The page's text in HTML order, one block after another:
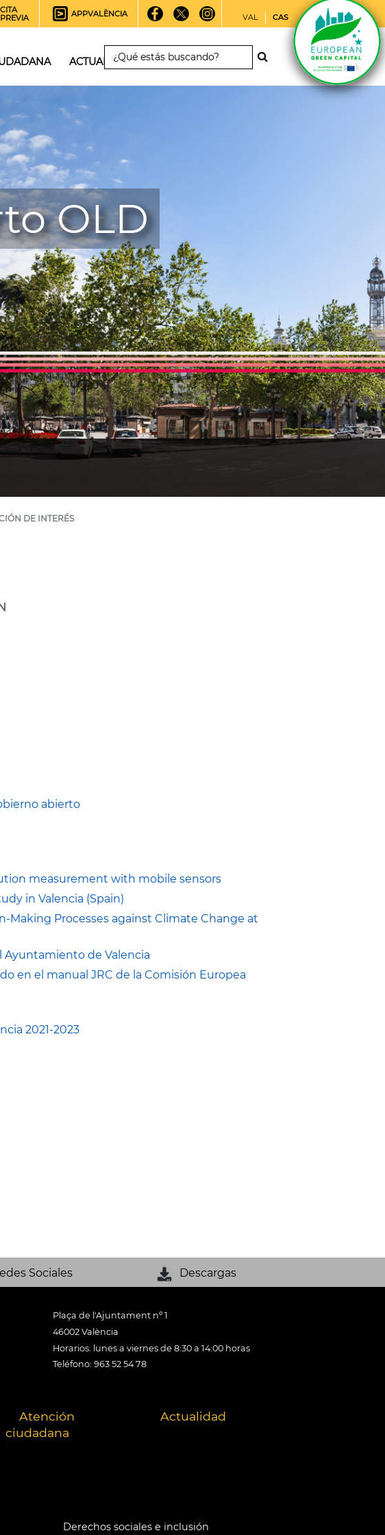
CITA
PREVIA
APPVALÈNCIA VAL CAS
ACTUALIDAD
OLD
DE INTERÉS
abierto
measurement with mobile sensors
in Valencia (Spain)
Making Processes against Climate Change at
Ayuntamiento de Valencia
en el manual JRC de la Comisión Europea
2021-2023
Sociales Descargas
Plaça de l'Ajuntament nº 1
46002 València
Horarios: lunes a viernes de 8:30 a 14:00 horas
Teléfono: 963 52 54 78
Atención
ciudadana
Actualidad
Derechos sociales e inclusión